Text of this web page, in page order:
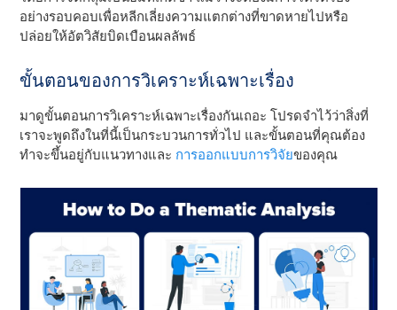
อย่างรอบคอบเพื่อหลีกเลี่ยงความแตกต่างที่ขาดหายไปหรือ
ปล่อยให้อัตวิสัยบิดเบือนผลลัพธ์
ขั้นตอนของการวิเคราะห์เฉพาะเรื่อง
มาดูขั้นตอนการวิเคราะห์เฉพาะเรื่องกันเถอะ โปรดจําไว้ว่าสิ่งที่
เราจะพูดถึงในที่นี้เป็นกระบวนการทั่วไป และขั้นตอนที่คุณต้อง
ทําจะขึ้นอยู่กับแนวทางและ การออกแบบการวิจัยของคุณ